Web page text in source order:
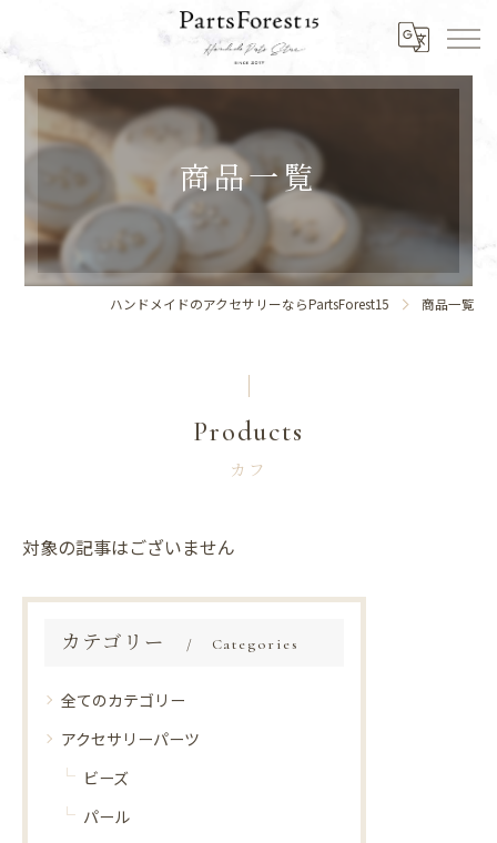
商品一覧
ハンドメイドのアクセサリーならPartsForest15 商品一覧
Products
カフ
対象の記事はございません
カテゴリー Categories
全てのカテゴリー
アクセサリーパーツ
ビーズ
パール